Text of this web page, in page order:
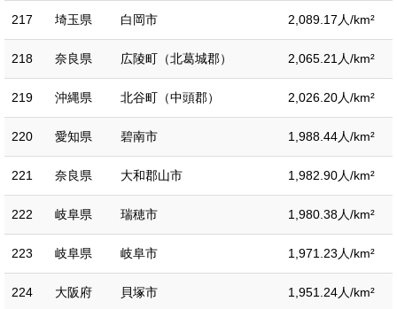
217 埼玉県 白岡市 2,089.17人/km²
218 奈良県 広陵町（北葛城郡） 2,065.21人/km²
219 沖縄県 北谷町（中頭郡） 2,026.20人/km²
220 愛知県 碧南市 1,988.44人/km²
221 奈良県 大和郡山市 1,982.90人/km²
222 岐阜県 瑞穂市 1,980.38人/km²
223 岐阜県 岐阜市 1,971.23人/km²
224 大阪府 貝塚市 1,951.24人/km²